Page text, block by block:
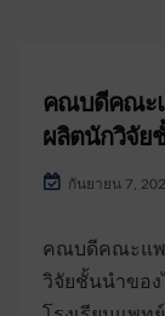
คณบดีคณะแ
ผลิตนักวิจัย
กันยายน 7,
คณบดีคณะแพ
วิจัยชั้นนำขอ